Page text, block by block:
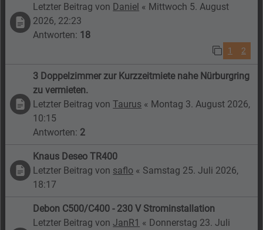
Letzter Beitrag von Daniel « Mittwoch 5. August
2026, 22:23
Antworten: 18
1 2
3 Doppelzimmer zur Kurzzeitmiete nahe Nürburgring
zu vermieten.
Letzter Beitrag vonTaurus « Montag 3. August 2026,
10:15
Antworten: 2
Knaus Deseo TR400
Letzter Beitrag von saflo « Samstag 25. Juli 2026,
18:17
Debon C500/C400 - 230 V Strominstallation
Letzter Beitrag vonJanR1 « Donnerstag 23. Juli